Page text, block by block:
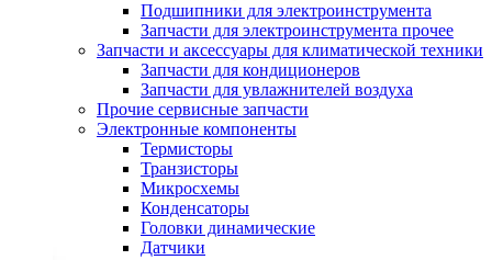
Подшипники для электроинструмента
Запчасти для электроинструмента прочее
Запчасти и аксессуары для климатической техники
Запчасти для кондиционеров
Запчасти для увлажнителей воздуха
Прочие сервисные запчасти
Электронные компоненты
Термисторы
Транзисторы
Микросхемы
Конденсаторы
Головки динамические
Датчики